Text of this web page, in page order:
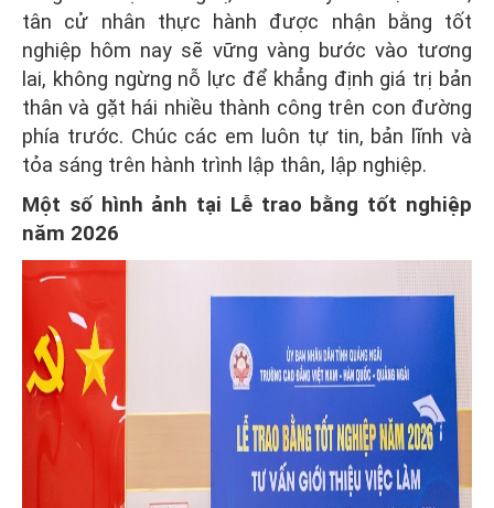
tân cử nhân thực hành được nhận bằng tốt
nghiệp hôm nay sẽ vững vàng bước vào tương
lai, không ngừng nỗ lực để khẳng định giá trị bản
thân và gặt hái nhiều thành công trên con đường
phía trước. Chúc các em luôn tự tin, bản lĩnh và
tỏa sáng trên hành trình lập thân, lập nghiệp.
Một số hình ảnh tại Lễ trao bằng tốt nghiệp
năm 2026